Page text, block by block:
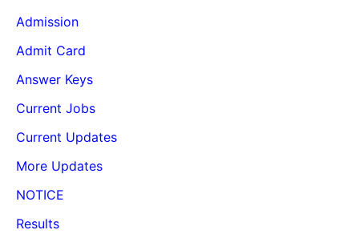
Admission
Admit Card
Answer Keys
Current Jobs
Current Updates
More Updates
NOTICE
Results